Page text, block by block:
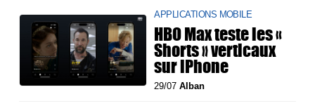
APPLICATIONS MOBILE
HBO Max teste les «
Shorts » verticaux
sur iPhone
29/07Alban